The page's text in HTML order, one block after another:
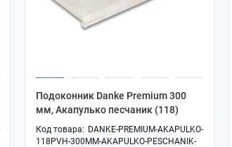
Подоконник Danke Premium 300
мм, Акапулько песчаник (118)
DANKE-PREMIUM-AKAPULKO-
118PVH-300MM-AKAPULKO-PESCHANIK-